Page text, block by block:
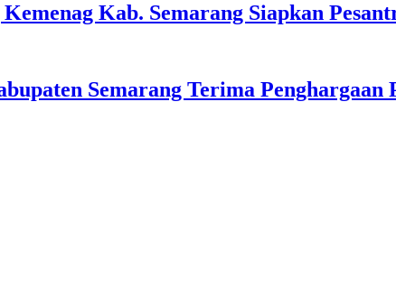
Kab. Semarang Siapkan
Semarang Terima